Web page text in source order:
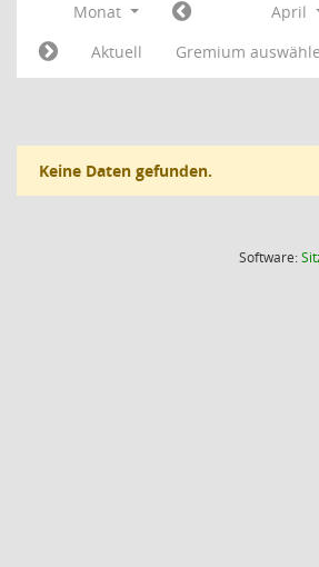
Monat April
Aktuell
Gremium
Keine Daten gefunden.
Software: